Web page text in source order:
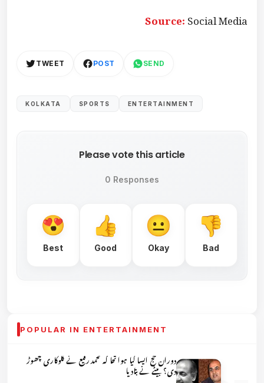
Source:Social Media
TWEET POST SEND
KOLKATA SPORTS ENTERTAINMENT
Please vote this article
0 Responses
Best Good Okay Bad
POPULAR IN ENTERTAINMENT
دوران حج ایسا کیا ہوا تھا کہ محمد رفیع نے گلوکاری چھوڑ
دی؟ بیٹے نے بتادیا